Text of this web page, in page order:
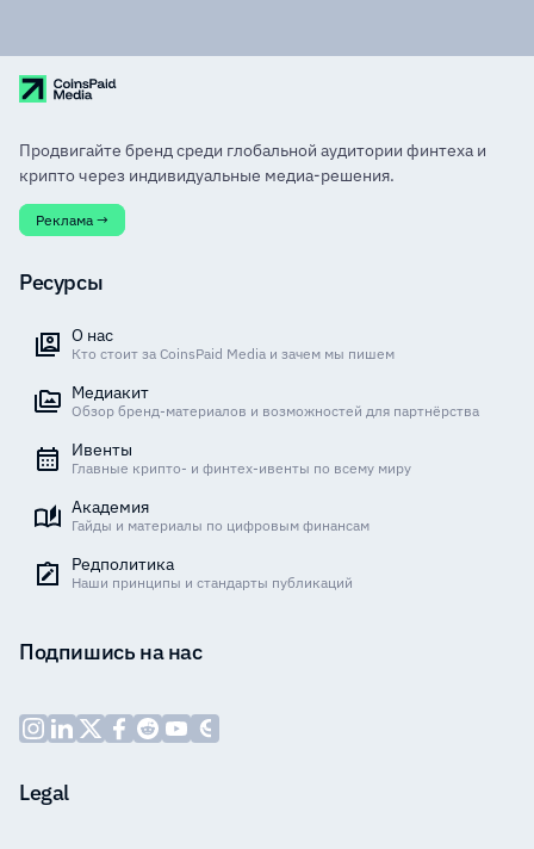
Продвигайте бренд среди глобальной аудитории финтеха и
крипто через индивидуальные медиа-решения.
Реклама →
Ресурсы
О нас
Кто стоит за CoinsPaid Media и зачем мы пишем
Медиакит
Обзор бренд-материалов и возможностей для партнёрства
Ивенты
Главные крипто- и финтех-ивенты по всему миру
Академия
Гайды и материалы по цифровым финансам
Редполитика
Наши принципы и стандарты публикаций
Подпишись на нас
Legal